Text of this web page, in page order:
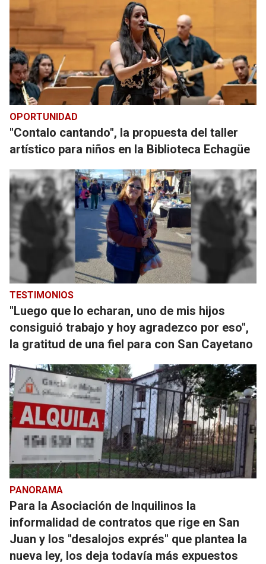
OPORTUNIDAD
"Contalo cantando", la propuesta del taller
artístico para niños en la Biblioteca Echagüe
TESTIMONIOS
"Luego que lo echaran, uno de mis hijos
consiguió trabajo y hoy agradezco por eso",
la gratitud de una fiel para con San Cayetano
PANORAMA
Para la Asociación de Inquilinos la
informalidad de contratos que rige en San
Juan y los "desalojos exprés" que plantea la
nueva ley, los deja todavía más expuestos